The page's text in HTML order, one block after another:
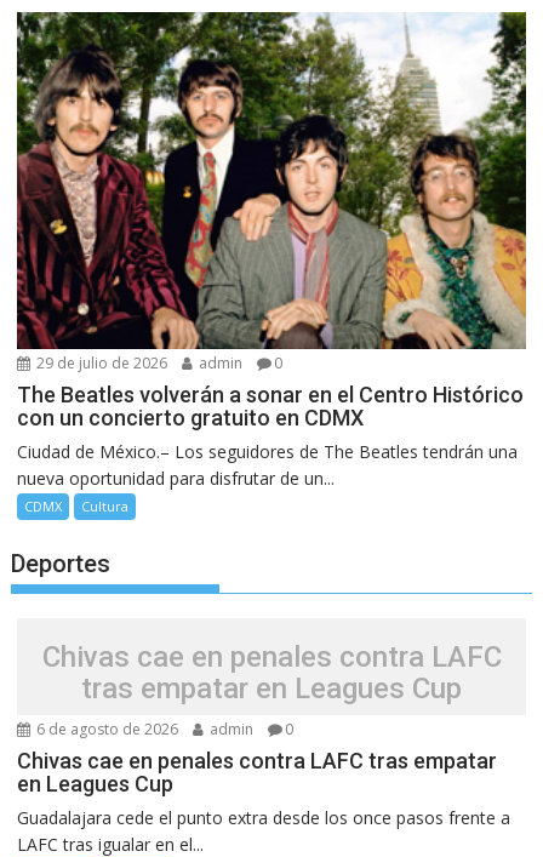
29 de julio de 2026 admin 0
The Beatles volverán a sonar en el Centro Histórico
con un concierto gratuito en CDMX
Ciudad de México.– Los seguidores de The Beatles tendrán una
nueva oportunidad para disfrutar de un...
CDMX Cultura
Deportes
Chivas cae en penales contra LAFC
tras empatar en Leagues Cup
6 de agosto de 2026 admin 0
Chivas cae en penales contra LAFC tras empatar
en Leagues Cup
Guadalajara cede el punto extra desde los once pasos frente a
LAFC tras igualar en el...